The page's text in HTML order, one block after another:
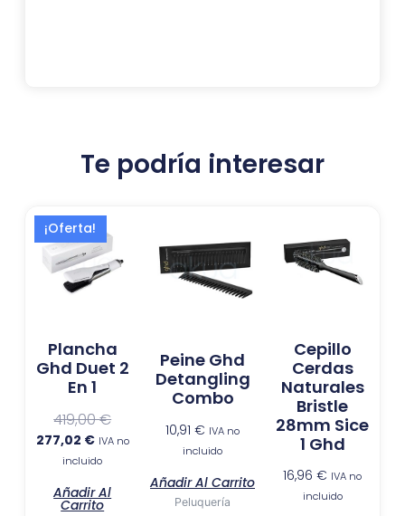
Te podría interesar
¡Oferta!
Plancha
Ghd Duet 2
En 1
419,00€
precio
original
277,02 €
El
precio
actual
es:
IVA no
incluido
Añadir Al
Carrito
Peine Ghd
Detangling
Combo
10,91 € IVA no
incluido
Añadir Al Carrito
Peluquería
Cepillo
Cerdas
Naturales
Bristle
28mm Sice
1 Ghd
16,96€ IVA no
incluido